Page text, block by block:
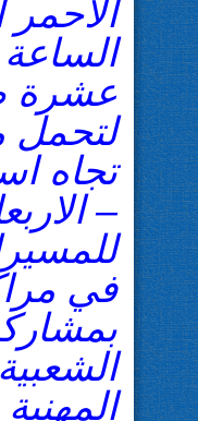
الاحمر
الساعة
عشرة
لتحمل
تجاه
في